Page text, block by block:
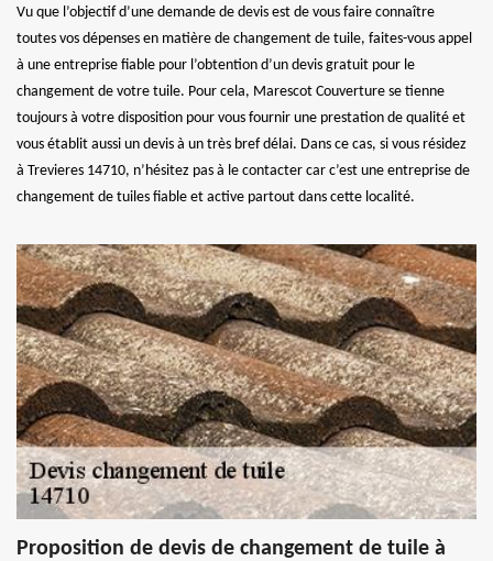
Vu que l’objectif d’une demande de devis est de vous faire connaître
toutes vos dépenses en matière de changement de tuile, faites-vous appel
à une entreprise fiable pour l’obtention d’un devis gratuit pour le
changement de votre tuile. Pour cela, Marescot Couverture se tienne
toujours à votre disposition pour vous fournir une prestation de qualité et
vous établit aussi un devis à un très bref délai. Dans ce cas, si vous résidez
à Trevieres 14710, n’hésitez pas à le contacter car c’est une entreprise de
changement de tuiles fiable et active partout dans cette localité.
Proposition de devis de changement de tuile à